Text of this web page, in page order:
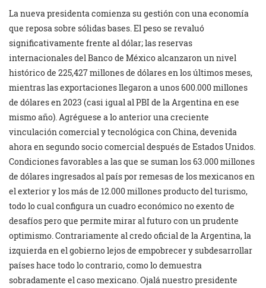
La nueva presidenta comienza su gestión con una economía
que reposa sobre sólidas bases. El peso se revaluó
significativamente frente al dólar; las reservas
internacionales del Banco de México alcanzaron un nivel
histórico de 225,427 millones de dólares en los últimos meses,
mientras las exportaciones llegaron a unos 600.000 millones
de dólares en 2023 (casi igual al PBI de la Argentina en ese
mismo año). Agréguese a lo anterior una creciente
vinculación comercial y tecnológica con China, devenida
ahora en segundo socio comercial después de Estados Unidos.
Condiciones favorables a las que se suman los 63.000 millones
de dólares ingresados al país por remesas de los mexicanos en
el exterior y los más de 12.000 millones producto del turismo,
todo lo cual configura un cuadro económico no exento de
desafíos pero que permite mirar al futuro con un prudente
optimismo. Contrariamente al credo oficial de la Argentina, la
izquierda en el gobierno lejos de empobrecer y subdesarrollar
países hace todo lo contrario, como lo demuestra
sobradamente el caso mexicano. Ojalá nuestro presidente